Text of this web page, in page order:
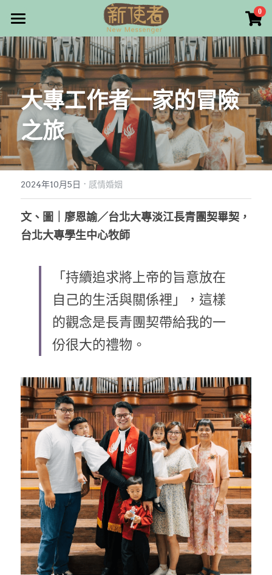
0
最新消息
關於我們
雜誌目錄
雜誌專欄
最新文章
編者的話
本期主題
大專世界
乘著夢想去旅行
成長部落格
特稿
解惑之窗
母語葡萄園
神學淺說
信仰生活
好書櫥窗
厝邊頭尾
家書
畫話人生
寫寫畫畫
漫畫
訂購/奉獻/廣告刊登
好站連結
Facebook
搜索
奉獻支持
大專工作者一家的冒險
之旅
2024年10月5日 · 感情婚姻
文、圖｜廖恩諭／台北大專淡江長青團契畢契，
台北大專學生中心牧師
「持續追求將上帝的旨意放在
自己的生活與關係裡」，這樣
的觀念是長青團契帶給我的一
份很大的禮物。
×
商品分類
所有商品分類